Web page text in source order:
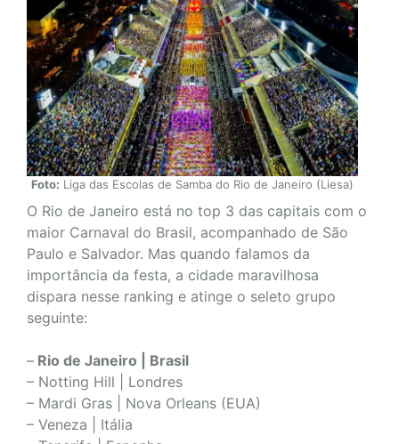
Foto: Liga das Escolas de Samba do Rio de Janeiro (Liesa)
O Rio de Janeiro está no top 3 das capitais com o
maior Carnaval do Brasil, acompanhado de São
Paulo e Salvador. Mas quando falamos da
importância da festa, a cidade maravilhosa
dispara nesse ranking e atinge o seleto grupo
seguinte:
– Rio de Janeiro | Brasil
– Notting Hill | Londres
– Mardi Gras | Nova Orleans (EUA)
– Veneza | Itália